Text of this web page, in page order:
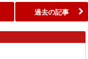
過去の記事